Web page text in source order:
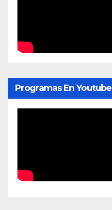
Programas En Youtube